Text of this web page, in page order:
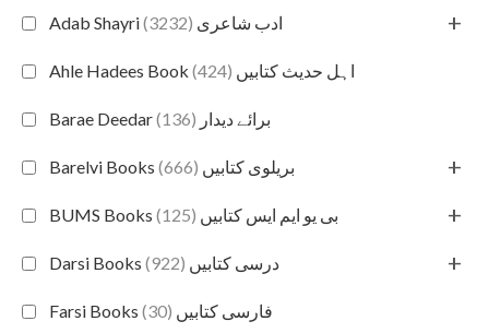
Adab Shayri ادب شاعری (3232) +
Ahle Hadees Book اہل حدیث کتابیں (424)
Barae Deedar برائے دیدار (136)
Barelvi Books بریلوی کتابیں (666) +
BUMS Books بی یو ایم ایس کتابیں (125) +
Darsi Books درسی کتابیں (922) +
Farsi Books فارسی کتابیں (30)